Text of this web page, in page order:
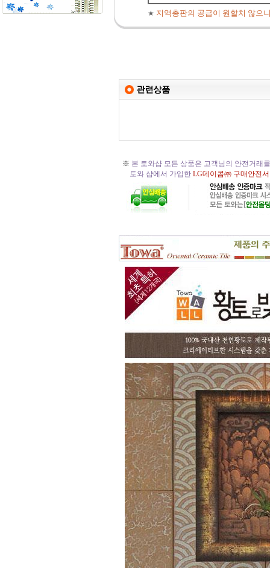
★ 지역총판의 공급이 원할치 않으
※ 본 토와샵 모든 상품은 고객님의 안전거래
토와 샵에서 가입한 LG데이콤㈜ 구매안전